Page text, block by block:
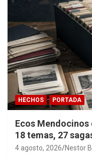
HECHOS PORTADA
Ecos
18 temas, 27
años de
4 agosto, 2026 Nestor